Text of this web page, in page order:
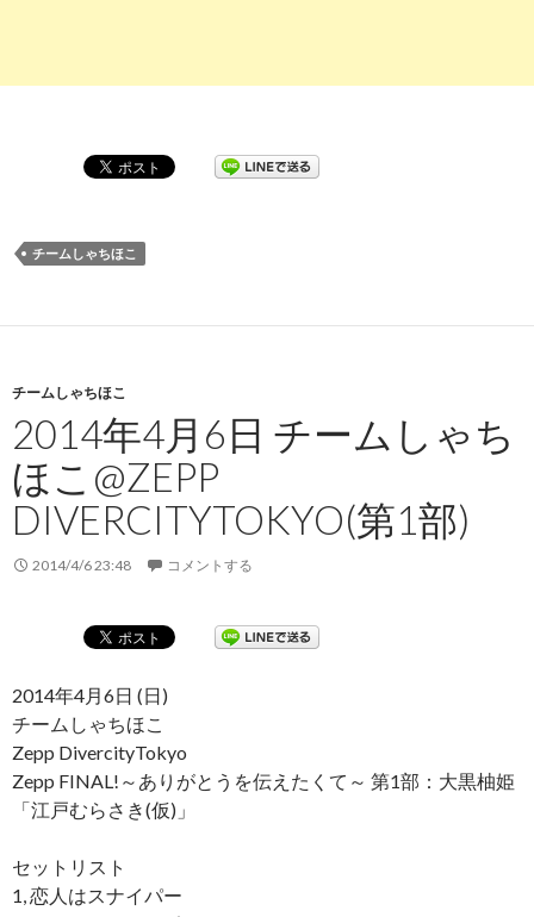
チームしゃちほこ
チームしゃちほこ
2014年4月6日 チームしゃち
ほこ@ZEPP
DIVERCITYTOKYO(第1部)
2014/4/6 23:48 コメントする
2014年4月6日 (日)
チームしゃちほこ
Zepp DivercityTokyo
Zepp FINAL!～ありがとうを伝えたくて～ 第1部：大黒柚姫
「江戸むらさき(仮)」
セットリスト
1, 恋人はスナイパー